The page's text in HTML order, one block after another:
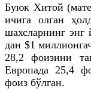
Буюк Хитой
ичига олган
шахсларнинг энг
дан $1
28,2 фоизини
Европада 25,4
фоиз бўлган.